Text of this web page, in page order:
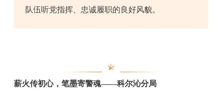
队伍听党指挥、忠诚履职的良好风貌。
薪火传初心，笔墨寄警魂——科尔沁分局